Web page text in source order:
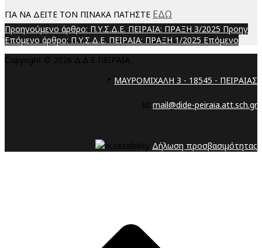
ΓΙΑ ΝΑ ΔΕΙΤΕ ΤΟΝ ΠΙΝΑΚΑ ΠΑΤΗΣΤΕ ΕΔΩ
Προηγούμενο άρθρο: Π.Υ.Σ.Δ.Ε. ΠΕΙΡΑΙΑ: ΠΡΑΞΗ 3/2025 Προηγ
Επόμενο άρθρο: Π.Υ.Σ.Δ.Ε. ΠΕΙΡΑΙΑ: ΠΡΑΞΗ 1/2025 Επόμενο
Copyright © 2026 Δ.Δ.Ε ΠΕΙΡΑΙΑ
📍 ΜΑΥΡΟΜΙΧΑΛΗ 3 - 18545 - ΠΕΙΡΑΙΑΣ
📧 mail@dide-peiraia.att.sch.gr
Δήλωση προσβασιμότητας